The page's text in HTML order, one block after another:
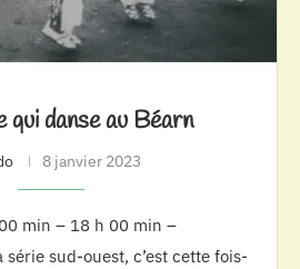
qui danse au Béarn
8 janvier 2023
min – 18 h 00 min –
sud-ouest, c’est cette fois-